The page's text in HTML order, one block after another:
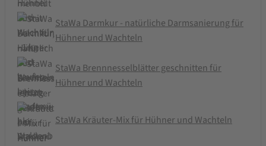
StaWa Darmkur - natürliche Darmsanierung für
Hühner und Wachteln
StaWa Brennnesselblätter geschnitten für
Hühner und Wachteln
StaWa Kräuter-Mix für Hühner und Wachteln